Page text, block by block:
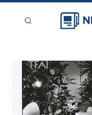
新聞稿分類
登入
刊登